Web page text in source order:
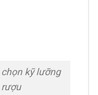
kỹ lưỡng